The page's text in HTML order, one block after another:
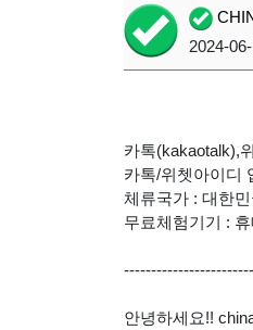
2024-
카톡(kakaotalk),
카톡/위쳇아이디
체류국가 : 대한
무료체험기기 :
안녕하세요!!